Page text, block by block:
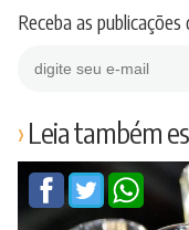
Receba as
Leia também